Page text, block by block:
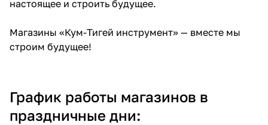
настоящее и строить будущее.
Магазины «Кум-Тигей инструмент» — вместе мы
строим будущее!
График работы магазинов в
праздничные дни:
недели